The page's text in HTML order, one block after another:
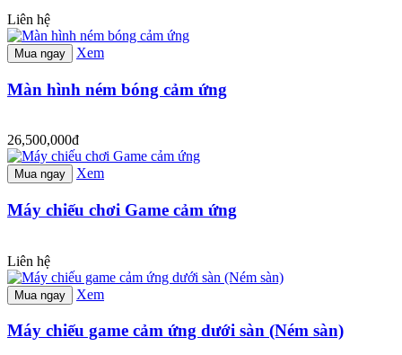
Liên hệ
Mua ngay Xem
Màn hình ném bóng cảm ứng
26,500,000đ
Mua ngay Xem
Máy chiếu chơi Game cảm ứng
Liên hệ
Mua ngay Xem
Máy chiếu game cảm ứng dưới sàn (Ném sàn)